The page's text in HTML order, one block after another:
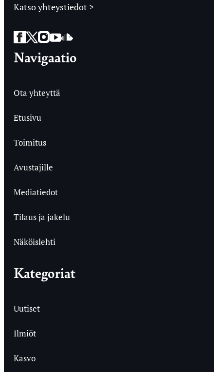
Katso yhteystiedot >
Facebook
Twitter
Instagram
YouTube
SoundCloud
Navigaatio
Ota yhteyttä
Etusivu
Toimitus
Avustajille
Mediatiedot
Tilaus ja jakelu
Näköislehti
Kategoriat
Uutiset
Ilmiöt
Kasvo